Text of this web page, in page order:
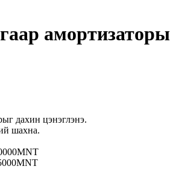
дахин цэнэглэнэ.
шахна.